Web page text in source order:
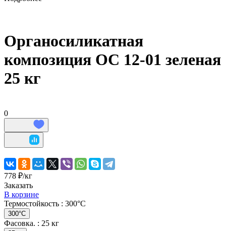
Органосиликатная
композиция ОС 12-01 зеленая
25 кг
0
778 ₽/кг
Заказать
В корзине
Термостойкость : 300°С
300°С
Фасовка. : 25 кг